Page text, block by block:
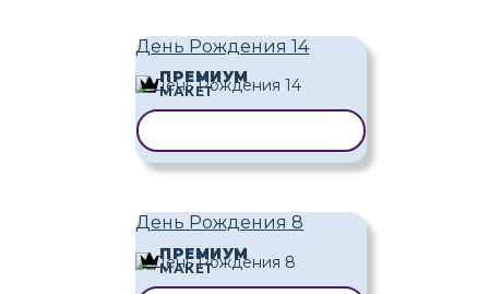
День Рождения 14
ПРЕМИУМ
МАКЕТ
День Рождения 8
ПРЕМИУМ
МАКЕТ